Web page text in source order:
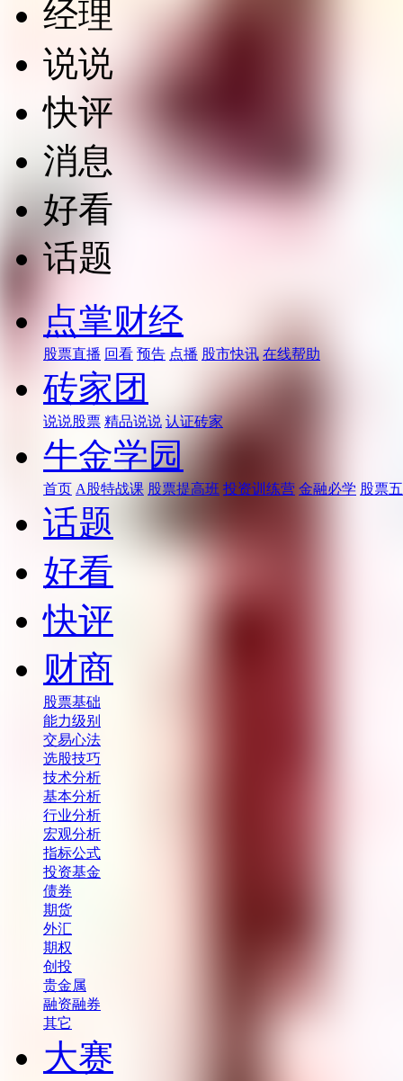
经理
说说
快评
消息
好看
话题
点掌财经
股票直播 回看 预告 点播 股市快讯 在线帮助
砖家团
说说股票 精品说说 认证砖家
牛金学园
首页 A股特战课 股票提高班 投资训练营 金融必学 股票
话题
好看
快评
财商
股票基础
能力级别
交易心法
选股技巧
技术分析
基本分析
行业分析
宏观分析
指标公式
投资基金
债券
期货
外汇
期权
创投
贵金属
融资融券
其它
大赛